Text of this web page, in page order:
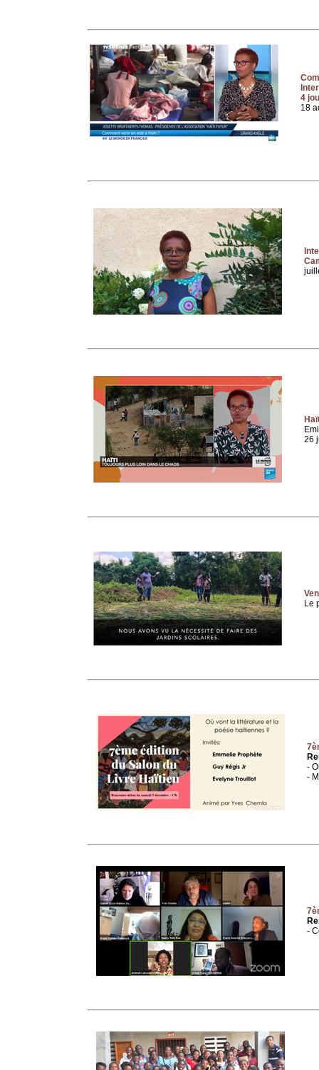
4
18
26
Le
-
-
-